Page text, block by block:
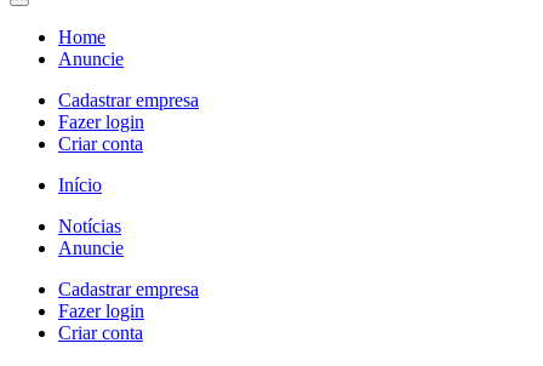
Home
Anuncie
Cadastrar empresa
Fazer login
Criar conta
Início
Notícias
Anuncie
Cadastrar empresa
Fazer login
Criar conta